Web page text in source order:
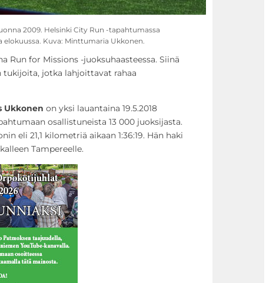
2009. Helsinki City Run -tapahtumassa
Kuva: Minttumaria Ukkonen.
Run for Missions -juoksuhaasteessa. Siinä
tukijoita, jotka lahjoittavat rahaa
Ukkonen on yksi lauantaina 19.5.2018
osallistuneista 13 000 juoksijasta.
eli 21,1 kilometriä aikaan 1:36:19. Hän haki
Tampereelle.